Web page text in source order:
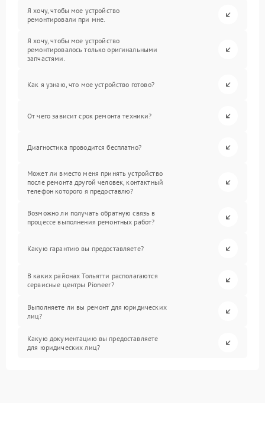
Я хочу, чтобы мое устройство
ремонтировали при мне.
Я хочу, чтобы мое устройство
ремонтировалось только оригинальными
запчастями.
Как я узнаю, что мое устройство готово?
От чего зависит срок ремонта техники?
Диагностика проводится бесплатно?
Может ли вместо меня принять устройство
после ремонта другой человек, контактный
телефон которого я предоставлю?
Возможно ли получать обратную связь в
процессе выполнения ремонтных работ?
Какую гарантию вы предоставляете?
В каких районах Тольятти располагаются
сервисные центры Pioneer?
Выполняете ли вы ремонт для юридических
лиц?
Какую документацию вы предоставляете
для юридических лиц?